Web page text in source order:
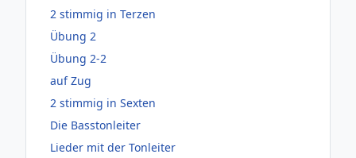
2 stimmig in Terzen
Übung 2
Übung 2-2
auf Zug
2 stimmig in Sexten
Die Basstonleiter
Lieder mit der Tonleiter